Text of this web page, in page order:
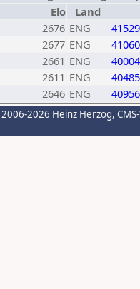
Elo
Land
2676 ENG
2677 ENG
2661 ENG
2611 ENG
2646 ENG
2026 Heinz Herzog,